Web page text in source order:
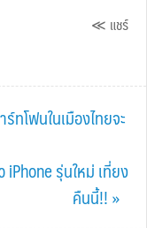
≪ แชร์
โฟนในเมืองไทยจะ
รุ่นใหม่ เที่ยง
คืนนี้!! »